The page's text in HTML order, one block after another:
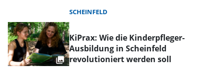
SCHEINFELD
KiPrax: Wie die Kinderpfleger-
Ausbildung in Scheinfeld
revolutioniert werden soll